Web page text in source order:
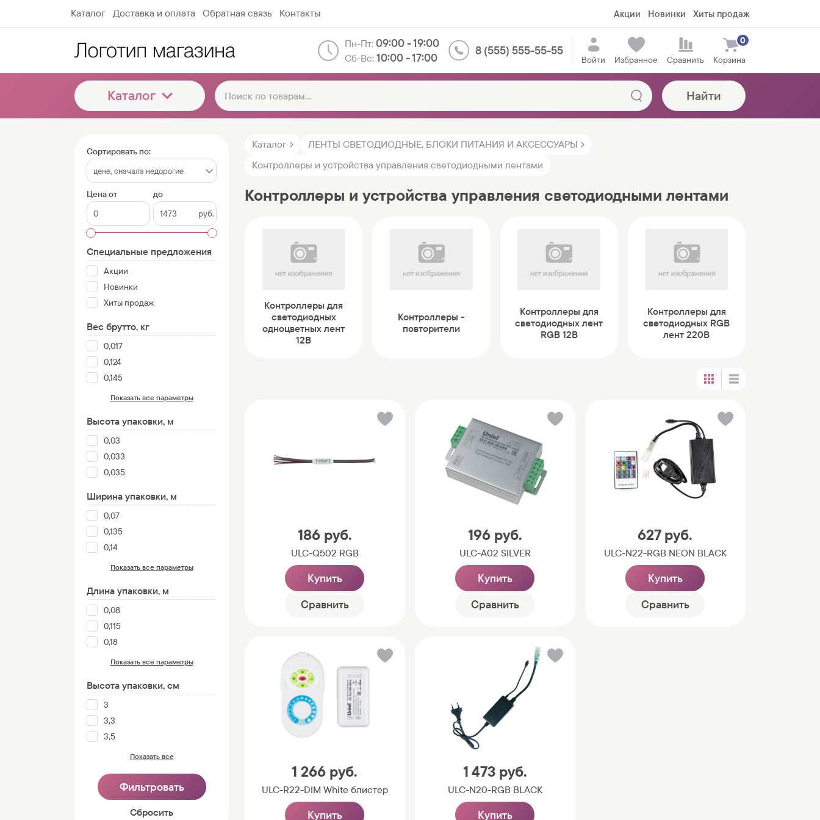
Каталог Доставка и оплата Обратная связь Контакты Акции Новинки Хиты продаж
Пн-Пт:09:00 - 19:00
Сб-Вс:10:00 - 17:00
8 (555) 555-55-55
Войти Избранное Сравнить Корзина
0
Каталог Найти
Сортировать по:
Цена от
до
руб.
Специальные предложения
Акции
Новинки
Хиты продаж
Вес брутто, кг
0,017
0,124
0,145
Показать все параметры
Высота упаковки, м
0,03
0,033
0,035
Ширина упаковки, м
0,07
0,135
0,14
Показать все параметры
Длина упаковки, м
0,08
0,115
0,18
Показать все параметры
Высота упаковки, см
3
3,3
3,5
Показать все
Cбросить
Каталог
ЛЕНТЫ СВЕТОДИОДНЫЕ, БЛОКИ ПИТАНИЯ И АКСЕССУАРЫ
Контроллеры и устройства управления светодиодными лентами
Контроллеры и устройства управления светодиодными лентами
Контроллеры для
светодиодных
одноцветных лент
12В
Контроллеры -
повторители
Контроллеры для
светодиодных лент
RGB 12В
Контроллеры для
светодиодных RGB
лент 220В
186 руб.
ULC-Q502 RGB
Купить
Сравнить
196 руб.
ULC-A02 SILVER
Купить
Сравнить
627 руб.
ULC-N22-RGB NEON BLACK
Купить
Сравнить
1 266 руб.
ULC-R22-DIM White блистер
Купить
1 473 руб.
ULC-N20-RGB BLACK
Купить